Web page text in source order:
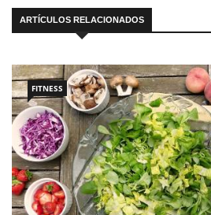
ARTÍCULOS RELACIONADOS
FITNESS